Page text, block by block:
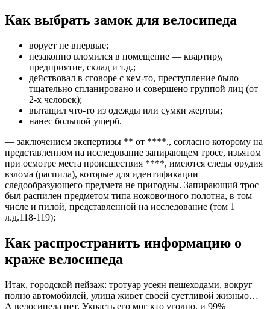
Как выбрать замок для велосипеда
ворует не впервые;
незаконно вломился в помещение — квартиру,
предприятие, склад и т.д.;
действовал в сговоре с кем-то, преступление было
тщательно спланировано и совершено группой лиц (от
2-х человек);
вытащил что-то из одежды или сумки жертвы;
нанес большой ущерб.
— заключением экспертизы ** от ****., согласно которому на
представленном на исследование запирающем тросе, изъятом
при осмотре места происшествия ****, имеются следы орудия
взлома (распила), которые для идентификации
следообразующего предмета не пригодны. Запирающий трос
был распилен предметом типа ножовочного полотна, в том
числе и пилой, представленной на исследование (том 1
л.д.118-119);
Как распространить информацию о
краже велосипеда
Итак, городской пейзаж: тротуар усеян пешеходами, вокруг
полно автомобилей, улица живет своей суетливой жизнью…
А велосипеда нет. Украсть его мог кто угодно, и 99%